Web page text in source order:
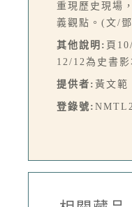
重現歷史現場
義觀點。(文/
其他說明: 頁
12/12為史書影
提供者: 黃文範
登錄號: